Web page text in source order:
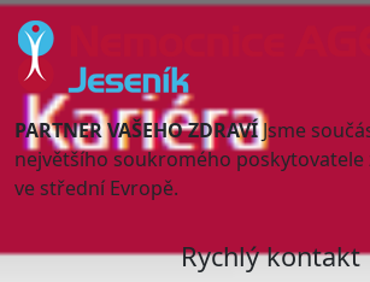
PARTNER VAŠEHO ZDRAVÍJsme
největšího soukromého
ve střední Evropě.
Rychlý kontakt